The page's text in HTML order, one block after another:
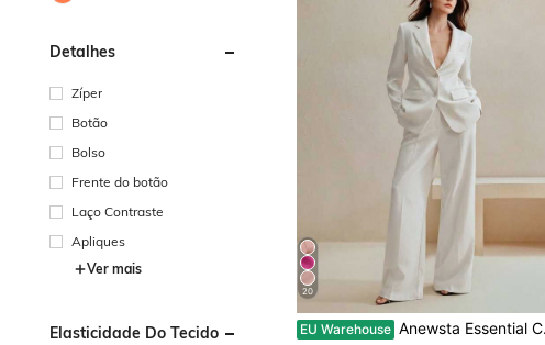
Detalhes
Zíper
Botão
Bolso
Frente do botão
Laço Contraste
Apliques
Ver mais
Elasticidade Do Tecido
20
EU Warehouse Anewsta Essential Conjunto feminino de blazer e calça reta em estilo vintage, cor sólida.